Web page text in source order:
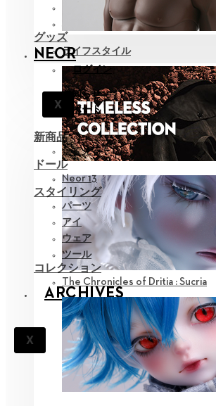
カスタム用品
グッズ
ライフスタイル
ARCHIVES
X
NEOR
ログイン
X
お知らせ
サポート
新商品
全て見る
ドール
Neor 13
スタイリング
パーツ
アイ
ウェア
ツール
コレクション
The Chronicles of Dritia : Sucria